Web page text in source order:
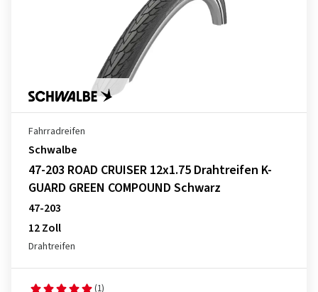
Fahrradreifen
Schwalbe
47-203 ROAD CRUISER 12x1.75 Drahtreifen K-
GUARD GREEN COMPOUND Schwarz
47-203
12 Zoll
Drahtreifen
(1)